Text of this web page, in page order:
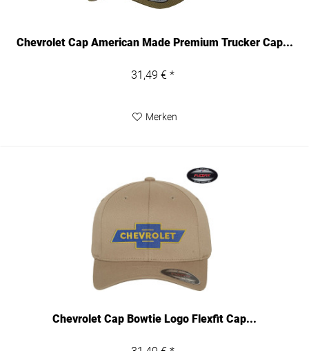
Chevrolet Cap American Made Premium Trucker Cap...
31,49 € *
Merken
Chevrolet Cap Bowtie Logo Flexfit Cap...